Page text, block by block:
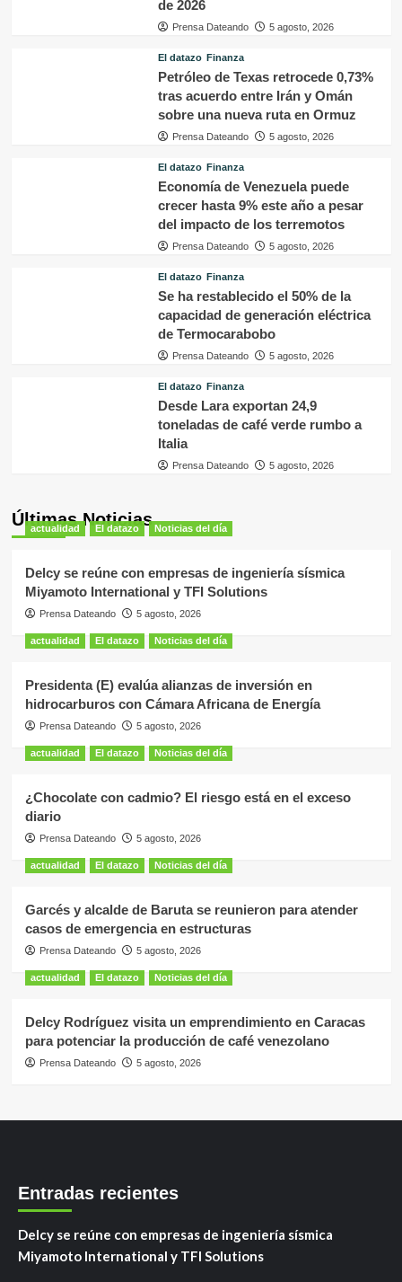
de 2026
Prensa Dateando 5 agosto, 2026
El datazo Finanza
Petróleo de Texas retrocede 0,73%
tras acuerdo entre Irán y Omán
sobre una nueva ruta en Ormuz
Prensa Dateando 5 agosto, 2026
El datazo Finanza
Economía de Venezuela puede
crecer hasta 9% este año a pesar
del impacto de los terremotos
Prensa Dateando 5 agosto, 2026
El datazo Finanza
Se ha restablecido el 50% de la
capacidad de generación eléctrica
de Termocarabobo
Prensa Dateando 5 agosto, 2026
El datazo Finanza
Desde Lara exportan 24,9
toneladas de café verde rumbo a
Italia
Prensa Dateando 5 agosto, 2026
Últimas Noticias
actualidad El datazo Noticias del día
Delcy se reúne con empresas de ingeniería sísmica
Miyamoto International y TFI Solutions
Prensa Dateando 5 agosto, 2026
actualidad El datazo Noticias del día
Presidenta (E) evalúa alianzas de inversión en
hidrocarburos con Cámara Africana de Energía
Prensa Dateando 5 agosto, 2026
actualidad El datazo Noticias del día
¿Chocolate con cadmio? El riesgo está en el exceso
diario
Prensa Dateando 5 agosto, 2026
actualidad El datazo Noticias del día
Garcés y alcalde de Baruta se reunieron para atender
casos de emergencia en estructuras
Prensa Dateando 5 agosto, 2026
actualidad El datazo Noticias del día
Delcy Rodríguez visita un emprendimiento en Caracas
para potenciar la producción de café venezolano
Prensa Dateando 5 agosto, 2026
Entradas recientes
Delcy se reúne con empresas de ingeniería sísmica
Miyamoto International y TFI Solutions